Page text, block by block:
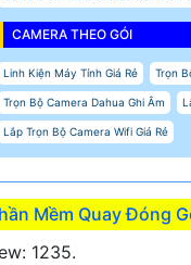
CAMERA THEO GÓI
Linh Kiện Máy Tính Giá Rẻ Trọn
Trọn Bộ Camera Dahua Ghi Âm
Lắp Trọn Bộ Camera Wifi Giá Rẻ
Mềm Quay Đóng
1235.